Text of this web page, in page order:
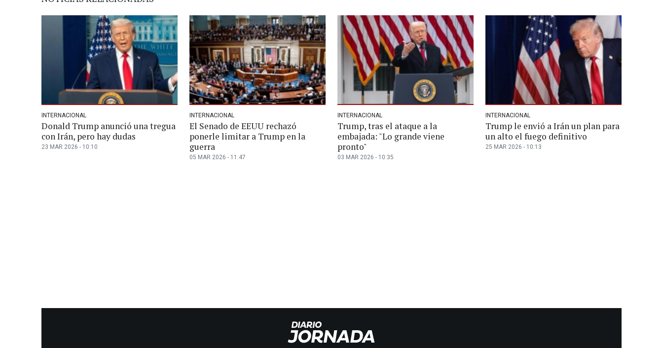
INTERNACIONAL
Donald Trump anunció una tregua
con Irán, pero hay dudas
23 MAR 2026 - 10:10
INTERNACIONAL
El Senado de EEUU rechazó
ponerle limitar a Trump en la
guerra
05 MAR 2026 - 11:47
INTERNACIONAL
Trump, tras el ataque a la
embajada: "Lo grande viene
pronto"
03 MAR 2026 - 10:35
INTERNACIONAL
Trump le envió a Irán un plan para
un alto el fuego definitivo
25 MAR 2026 - 10:13